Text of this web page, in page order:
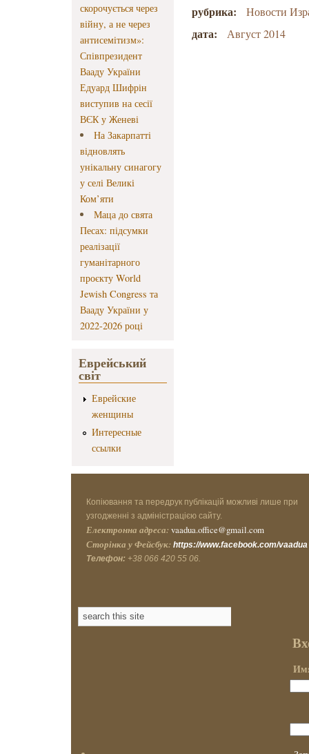
скорочується через
війну, а не через
антисемітизм»:
Співпрезидент
Вааду України
Едуард Шифрін
виступив на сесії
ВЄК у Женеві
На Закарпатті
відновлять
унікальну синагогу
у селі Великі
Ком’яти
Маца до свята
Песах: підсумки
реалізації
гуманітарного
проєкту World
Jewish Congress та
Вааду України у
2022-2026 році
Еврейський
світ
Еврейские
женщины
Интересные
ссылки
рубрика: Новости
дата: Август 2014
Копіювання та передрук публікацій можливі лише при
узгодженні з адміністрацією сайту.
Електронна адреса: vaadua.office@gmail.com
Сторінка у Фейсбук: https://www.facebook.com/vaadua
Телефон: +38 066 420 55 06.